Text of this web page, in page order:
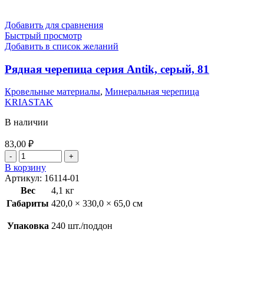
Добавить для сравнения
Быстрый просмотр
Добавить в список желаний
Рядная черепица серия Antik, серый, 81
Кровельные материалы, Минеральная черепица
KRIASTAK
В наличии
83,00 ₽
В корзину
Артикул: 16114-01
Вес
4,1 кг
Габариты 420,0 × 330,0 × 65,0 см
Упаковка 240 шт./поддон